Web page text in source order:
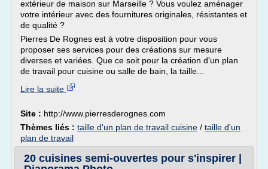
extérieur de maison sur Marseille ? Vous voulez aménager
votre intérieur avec des fournitures originales, résistantes et
de qualité ?
Pierres De Rognes est à votre disposition pour vous
proposer ses services pour des créations sur mesure
diverses et variées. Que ce soit pour la création d'un plan
de travail pour cuisine ou salle de bain, la taille...
Lire la suite
Site : http://www.pierresderognes.com
Thèmes liés : taille d'un plan de travail cuisine / taille d'un
plan de travail
20 cuisines semi-ouvertes pour s'inspirer |